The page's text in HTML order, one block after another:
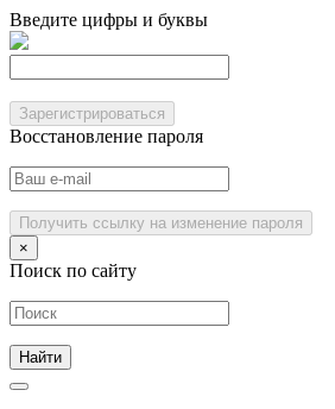
Введите цифры и буквы
Зарегистрироваться
Восстановление пароля
Получить ссылку на изменение пароля
×
Поиск по сайту